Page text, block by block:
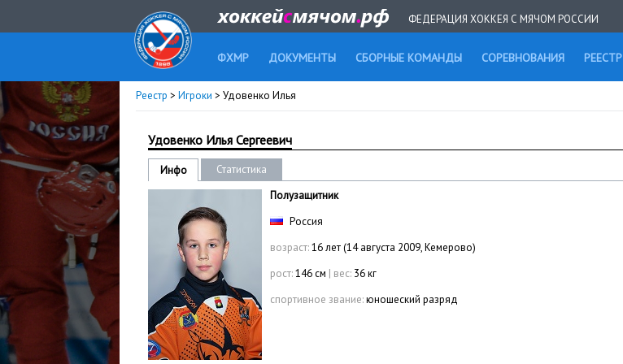
ФЕДЕРАЦИЯ ХОККЕЯ С МЯЧОМ РОССИИ
ФХМР ДОКУМЕНТЫ СБОРНЫЕ КОМАНДЫ СОРЕВНОВАНИЯ РЕЕСТР
Реестр > Игроки > Удовенко Илья
Удовенко Илья Сергеевич
Инфо
Статистика
Полузащитник
Россия
возраст:16 лет (14 августа 2009, Кемерово)
рост:146 см | вес: 36 кг
спортивное звание:юношеский разряд